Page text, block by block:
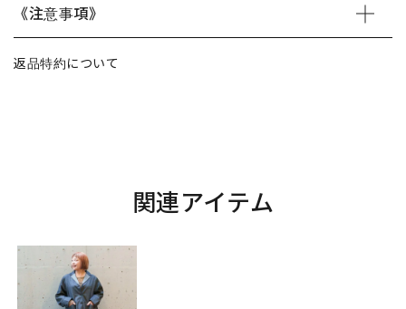
《注意事項》
返品特約について
関連アイテム